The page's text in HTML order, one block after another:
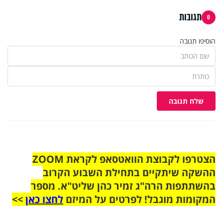
0 תגובות
הוסיפו תגובה
שלח תגובה
הצטרפו לקבוצת הוואטסאפ לקראת ZOOM
ההשקה שיתקיים בתחילת השבוע הקרוב
בהשתתפות הרה"ג זמיר כהן שליט"א. מספר
המקומות מוגבל! לפרטים על המיזם לחצו כאן>>